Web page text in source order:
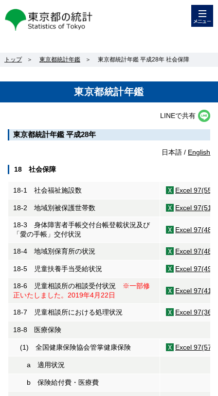
東京都の統計
トップ ＞ 東京都統計年鑑 ＞ 東京都統計年鑑 平成28年 社会保障
東京都統計年鑑
LINEで共有
東京都統計年鑑 平成28年
日本語 / English
18 社会保障
18-1 社会福祉施設数 Excel
18-2 地域別被保護世帯数 Excel
18-3 身体障害者手帳交付台帳登載状況及び
「愛の手帳」交付状況
Excel
18-4 地域別保育所の状況 Excel
18-5 児童扶養手当受給状況 Excel
18-6 児童相談所の相談受付状況
※一部修
正いたしました。2019年4月22日
Excel
18-7 児童相談所における処理状況 Excel
18-8 医療保険
(1) 全国健康保険協会管掌健康保険 Excel
a 適用状況
b 保険給付費・医療費